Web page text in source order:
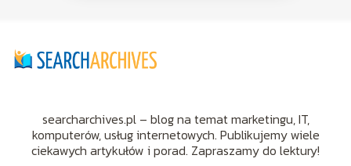
searcharchives.pl – blog na temat marketingu, IT,
komputerów, usług internetowych. Publikujemy wiele
ciekawych artykułów i porad. Zapraszamy do lektury!